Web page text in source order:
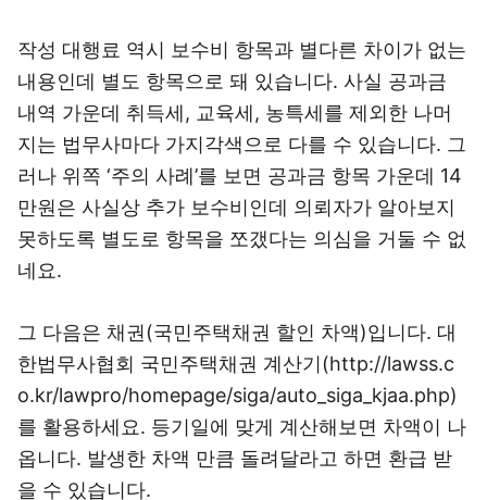
작성 대행료 역시 보수비 항목과 별다른 차이가 없는
내용인데 별도 항목으로 돼 있습니다. 사실 공과금
내역 가운데 취득세, 교육세, 농특세를 제외한 나머
지는 법무사마다 가지각색으로 다를 수 있습니다. 그
러나 위쪽 ‘주의 사례’를 보면 공과금 항목 가운데 14
만원은 사실상 추가 보수비인데 의뢰자가 알아보지
못하도록 별도로 항목을 쪼갰다는 의심을 거둘 수 없
네요.
그 다음은 채권(국민주택채권 할인 차액)입니다. 대
한법무사협회 국민주택채권 계산기(http://lawss.c
o.kr/lawpro/homepage/siga/auto_siga_kjaa.php)
를 활용하세요. 등기일에 맞게 계산해보면 차액이 나
옵니다. 발생한 차액 만큼 돌려달라고 하면 환급 받
을 수 있습니다.